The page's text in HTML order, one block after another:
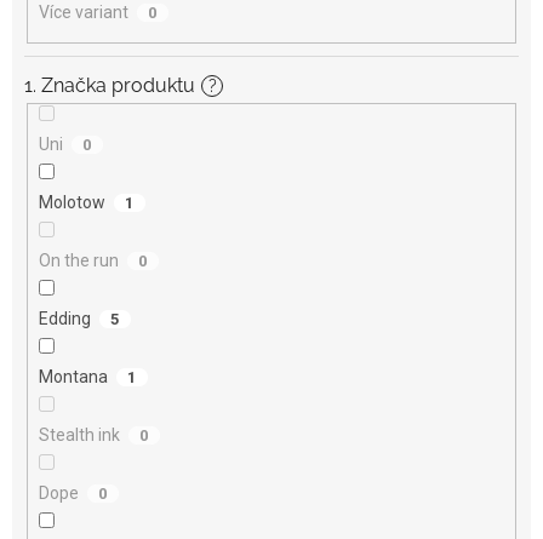
Více variant 0
1. Značka produktu ?
Uni 0
Molotow 1
On the run 0
Edding 5
Montana 1
Stealth ink 0
Dope 0